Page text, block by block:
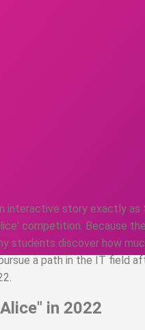
interactive story exactly as
competition. Because
students discover how
a path in the IT field
in 2022